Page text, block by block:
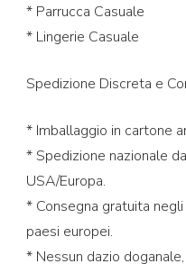
* Parrucca Casuale
* Lingerie Casuale
Spedizione Discreta e
* Imballaggio in cartone
* Spedizione nazionale
USA/Europa.
* Consegna gratuita
paesi europei.
* Nessun dazio